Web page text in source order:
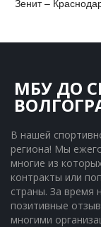
МБУ ДО
В нашей
региона! Мы
многие из
контракты или
страны. За время
позитивные
многими